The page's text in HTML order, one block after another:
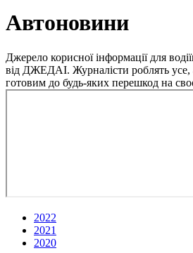
Автоновини
Джерело корисної інформації для
від ДЖЕДАІ. Журналісти роблять усе,
готовим до будь-яких перешкод на
2022
2021
2020